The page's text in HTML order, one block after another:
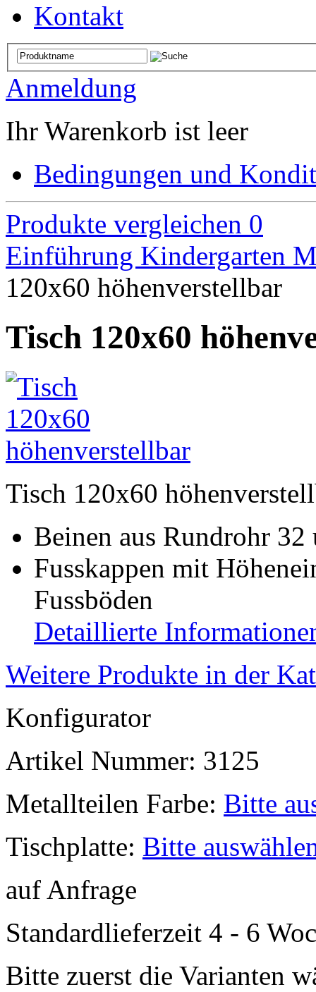
Kontakt
Anmeldung
Ihr Warenkorb ist leer
Bedingungen und
Produkte vergleichen 0
Einführung Kindergarten
120x60 höhenverstellbar
Tisch 120x60
Tisch 120x60
Beinen aus Rundrohr 32
Fusskappen mit
Fussböden
Detaillierte
Weitere Produkte in der
Konfigurator
Artikel Nummer: 3125
Metallteilen Farbe: Bitte
Tischplatte: Bitte
auf Anfrage
Standardlieferzeit 4 - 6
Bitte zuerst die Varianten